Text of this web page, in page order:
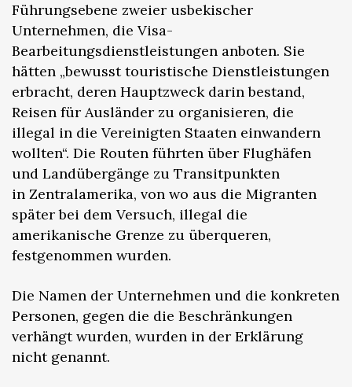
Führungsebene zweier usbekischer
Unternehmen, die Visa-
Bearbeitungsdienstleistungen anboten. Sie
hätten „bewusst touristische Dienstleistungen
erbracht, deren Hauptzweck darin bestand,
Reisen für Ausländer zu organisieren, die
illegal in die Vereinigten Staaten einwandern
wollten“. Die Routen führten über Flughäfen
und Landübergänge zu Transitpunkten
in Zentralamerika, von wo aus die Migranten
später bei dem Versuch, illegal die
amerikanische Grenze zu überqueren,
festgenommen wurden.
Die Namen der Unternehmen und die konkreten
Personen, gegen die die Beschränkungen
verhängt wurden, wurden in der Erklärung
nicht genannt.